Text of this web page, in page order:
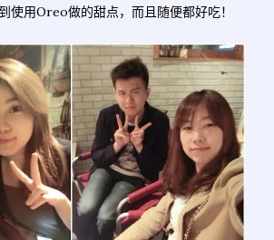
使用Oreo做的甜点，而且随便都好吃！